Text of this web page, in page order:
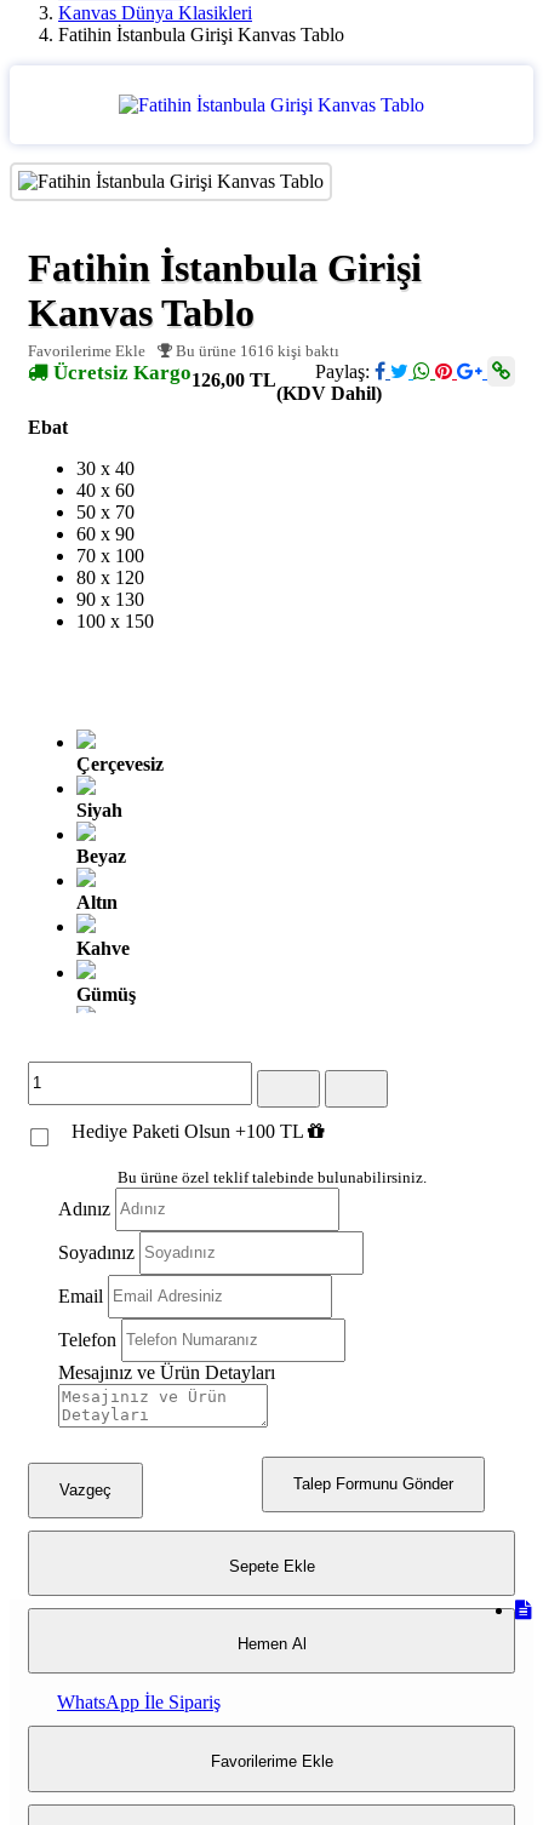
Kanvas Dünya Klasikleri
Fatihin İstanbula Girişi Kanvas Tablo
Fatihin İstanbula Girişi
Kanvas Tablo
Favorilerime Ekle Bu ürüne 1616 kişi baktı
Ücretsiz Kargo Paylaş:
126,00 TL
(KDV Dahil)
Ebat
30 x 40
40 x 60
50 x 70
60 x 90
70 x 100
80 x 120
90 x 130
100 x 150
Çerçevesiz
Siyah
Beyaz
Altın
Kahve
Gümüş
Kahve Altın
Gümüş Siyah
Beyaz Gümüş
Hediye Paketi Olsun +100 TL
Bu ürüne özel teklif talebinde bulunabilirsiniz.
Adınız
Soyadınız
Email
Telefon
Mesajınız ve Ürün Detayları
Talep Formunu Gönder
Vazgeç
Sepete Ekle
Hemen Al
WhatsApp İle Sipariş
Favorilerime Ekle